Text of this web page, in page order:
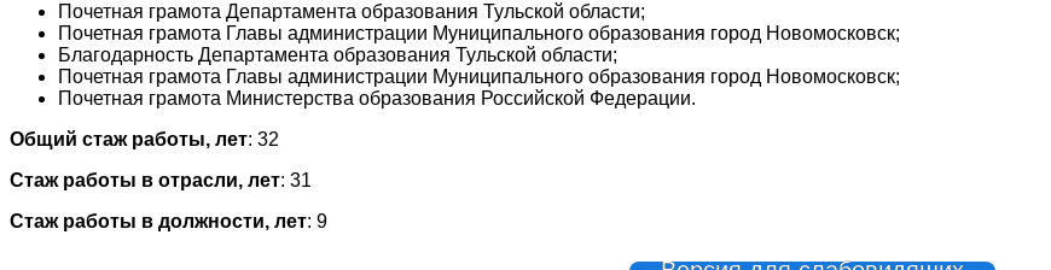
Почетная грамота Департамента образования Тульской области;
Почетная грамота Главы администрации Муниципального образования город Новомосковск;
Благодарность Департамента образования Тульской области;
Почетная грамота Главы администрации Муниципального образования город Новомосковск;
Почетная грамота Министерства образования Российской Федерации.
Общий стаж работы, лет: 32
Стаж работы в отрасли, лет: 31
Стаж работы в должности, лет: 9